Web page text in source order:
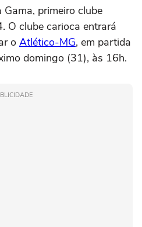
primeiro clube
O clube carioca entrará
o Atlético-MG, em partida
domingo (31), às 16h.